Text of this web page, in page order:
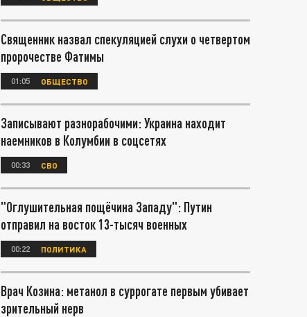
Священник назвал спекуляцией слухи о четвертом
пророчестве Фатимы
01:05 ОБЩЕСТВО
Записывают разнорабочими: Украина находит
наемников в Колумбии в соцсетях
00:33 СВО
"Оглушительная пощёчина Западу": Путин
отправил на восток 13-тысяч военных
00:22 ПОЛИТИКА
Врач Козина: метанол в суррогате первым убивает
зрительный нерв